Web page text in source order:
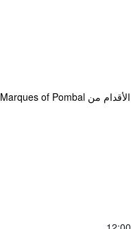
يقع الفندق في مدينة لشبونة و يوفر إنترنت لاسلكي مجاني في الأماكن العامة. بالقرب من الأماكن السياحية في المنطقة وعلى بعد دقائق على الأقدام من Marques of Pombal